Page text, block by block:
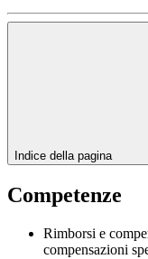
Indice della pagina
Competenze
Rimborsi e
compensazioni